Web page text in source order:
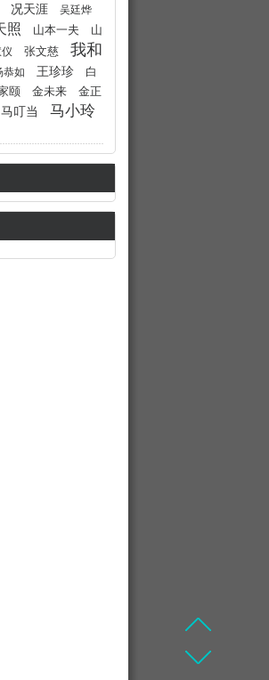
况天涯
吴廷烨
照 山本一夫 山
张文慈 我和
恭如 王珍珍 白
颐 金未来 金正
马叮当 马小玲